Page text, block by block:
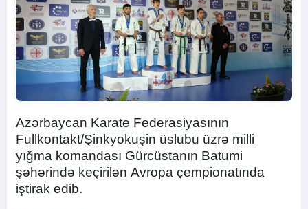
Azərbaycan Karate Federasiyasının
Fullkontakt/Şinkyokuşin üslubu üzrə milli
yığma komandası Gürcüstanın Batumi
şəhərində keçirilən Avropa çempionatında
iştirak edib.